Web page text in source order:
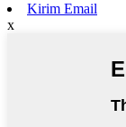
Kirim Email
x